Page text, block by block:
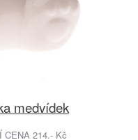
medvídek
CENA 214.- Kč